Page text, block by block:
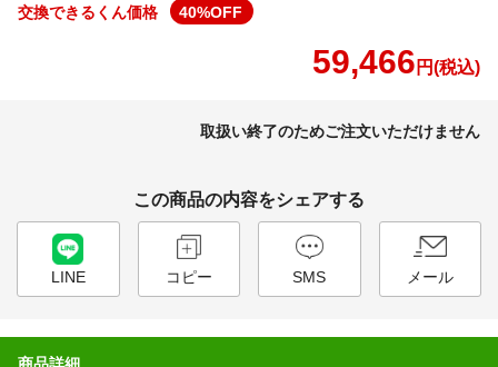
交換できるくん価格
40%OFF
59,466 円(税込)
取扱い終了のためご注文いただけません
この商品の内容をシェアする
LINE コピー SMS メール
商品詳細